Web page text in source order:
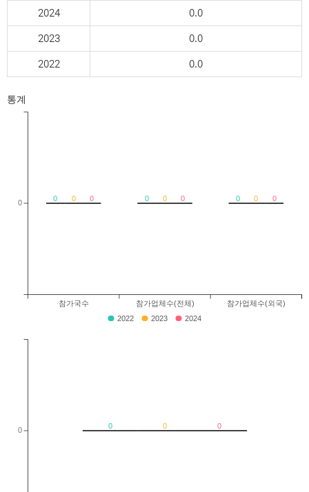
2024 0.0
2023 0.0
2022 0.0
통계
0 0 0
0 0 0
0 0 0
참가국수 참가업체수(전체) 참가업체수(외국)
0
2022 2023 2024
0 0 0
0